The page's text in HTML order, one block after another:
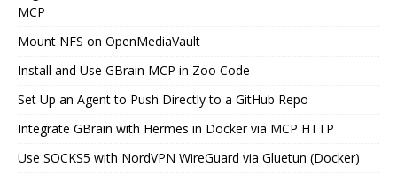
MCP
Mount NFS on OpenMediaVault
Install and Use GBrain MCP in Zoo Code
Set Up an Agent to Push Directly to a GitHub Repo
Integrate GBrain with Hermes in Docker via MCP HTTP
Use SOCKS5 with NordVPN WireGuard via Gluetun (Docker)